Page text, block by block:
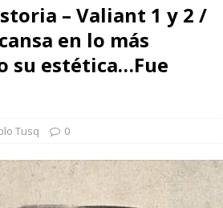
– Valiant 1 y 2 /
en lo más
su estética…Fue
Tusq 0